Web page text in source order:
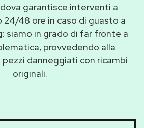
garantisce interventi a
48 ore in caso di guasto a
: siamo in grado di far fronte a
provvedendo alla
danneggiati con ricambi
originali.